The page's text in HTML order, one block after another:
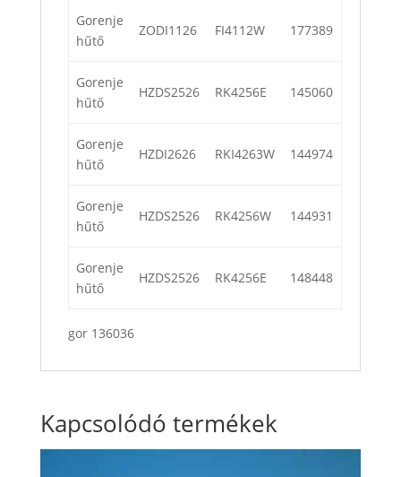
Gorenje
hűtő
ZODI1126 FI4112W 177389
Gorenje
hűtő
HZDS2526 RK4256E 145060
Gorenje
hűtő
HZDI2626 RKI4263W 144974
Gorenje
hűtő
HZDS2526 RK4256W 144931
Gorenje
hűtő
HZDS2526 RK4256E 148448
gor 136036
Kapcsolódó termékek